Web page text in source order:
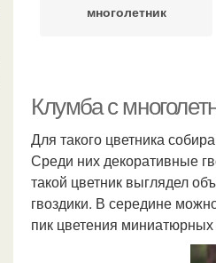
многолетник
Клумба с
Для такого цветника
Среди них декоративные
такой цветник выглядел
гвоздики. В середине
пик цветения миниатюрных